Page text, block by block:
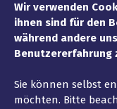
Wir verwenden
ihnen sind für den
während andere
Benutzererfahrung
Sie können selbst
möchten. Bitte
Home